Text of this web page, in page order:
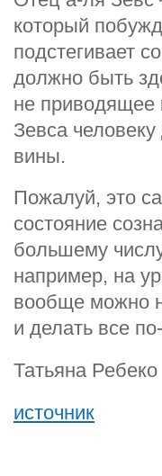
который
подстегивает
должно быть
не приводящее
Зевса
вины.
Пожалуй, это
состояние
большему
например, на
вообще можно
и делать все
Татьяна Ребеко
источник